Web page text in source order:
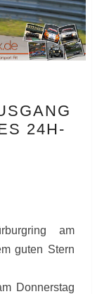
24H-
am
guten Stern
Donnerstag